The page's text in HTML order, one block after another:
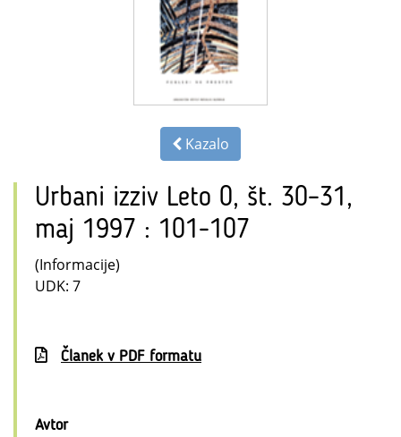
Kazalo
Urbani izziv Leto 0, št. 30–31,
maj 1997 : 101-107
(Informacije)
UDK: 7
Članek v PDF formatu
Avtor